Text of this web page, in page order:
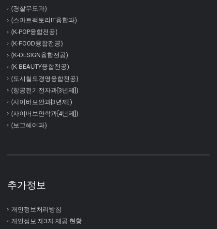
(경찰무도과)
(스마트팩토리IT융합과)
(K-POP융합전공)
(K-FOOD융합전공)
(K-DESIGN융합전공)
(K-BEAUTY융합전공)
(도시철도경영융합전공)
(항공전기전자과[3년제])
(사이버보안과[3년제])
(사이버보안학과[4년제])
(보그헤어과)
추가정보
개인정보처리방침
개인정보 제3자 제공 현황